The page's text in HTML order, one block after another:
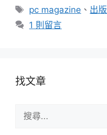
標
籤
pc magazine 、 出版
1 則留言
找文章
尋: